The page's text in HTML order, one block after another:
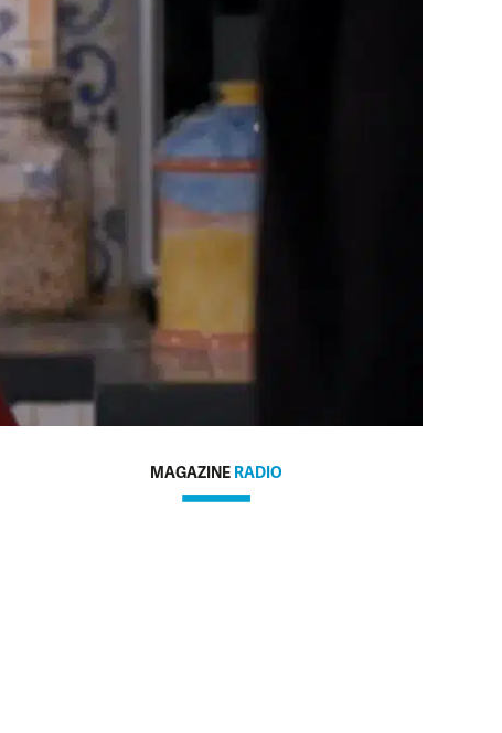
MAGAZINE RADIO